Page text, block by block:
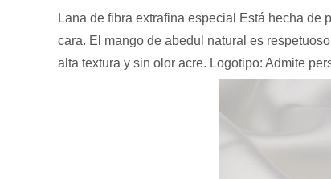
Lana de fibra extrafina especial Está hecha
cara. El mango de abedul natural es
alta textura y sin olor acre. Logotipo: Admite